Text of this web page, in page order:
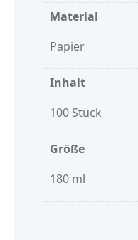
Material
Papier
Inhalt
100 Stück
Größe
180 ml